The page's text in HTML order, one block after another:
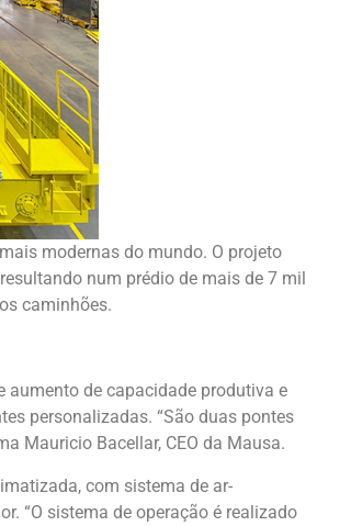
modernas do mundo. O projeto
num prédio de mais de 7 mil
caminhões.
aumento de capacidade produtiva e
personalizadas. “São duas pontes
Mauricio Bacellar, CEO da Mausa.
com sistema de ar-
“O sistema de operação é realizado